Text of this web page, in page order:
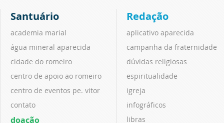
Santuário
academia marial
água mineral aparecida
cidade do romeiro
centro de apoio ao romeiro
centro de eventos pe. vitor
contato
doação
Redação
aplicativo aparecida
campanha da fraternidade
dúvidas religiosas
espiritualidade
igreja
infográficos
libras